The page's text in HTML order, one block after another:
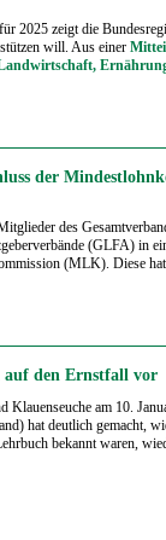
2025 zeigt die
will. Aus einer
der
des
(GLFA) in
(MLK). Diese
auf den Ernstfall vor
Klauenseuche am 10.
hat deutlich gemacht,
bekannt waren,